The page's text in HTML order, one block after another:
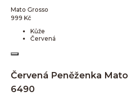
Mato Grosso
999 Kč
Kůže
Červená
Červená Peněženka
6490